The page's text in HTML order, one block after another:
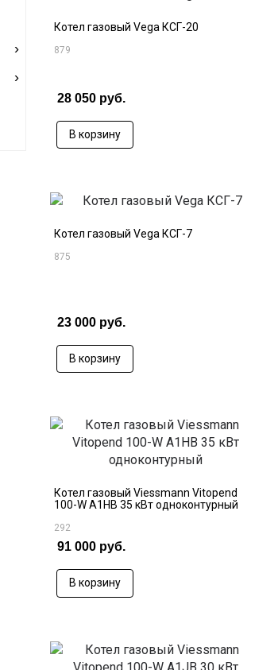
›
›
Котел газовый Vega КСГ-20
879
28 050 руб.
В корзину
Котел газовый Vega КСГ-7
875
23 000 руб.
В корзину
Котел газовый Viessmann Vitopend
100-W A1HB 35 кВт одноконтурный
292
91 000 руб.
В корзину